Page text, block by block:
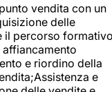
vendita con un
delle
il percorso
e riordino della
e